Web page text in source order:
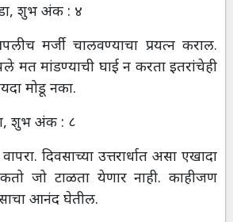
शुभ अंक : ४
मर्जी चालवण्याचा प्रयत्न कराल.
मत मांडण्याची घाई न करता इतरांचेही
मोडू नका.
शुभ अंक : ८
दिवसाच्या उत्तरार्धात असा एखादा
जो टाळता येणार नाही. काहीजण
आनंद घेतील.